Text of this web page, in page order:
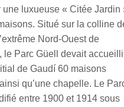
une luxueuse « Citée Jardin
Situé sur la colline
Nord-Ouest de
le Parc Güell devait
de Gaudí 60 maisons
qu’une chapelle. Le
entre 1900 et 1914 sous